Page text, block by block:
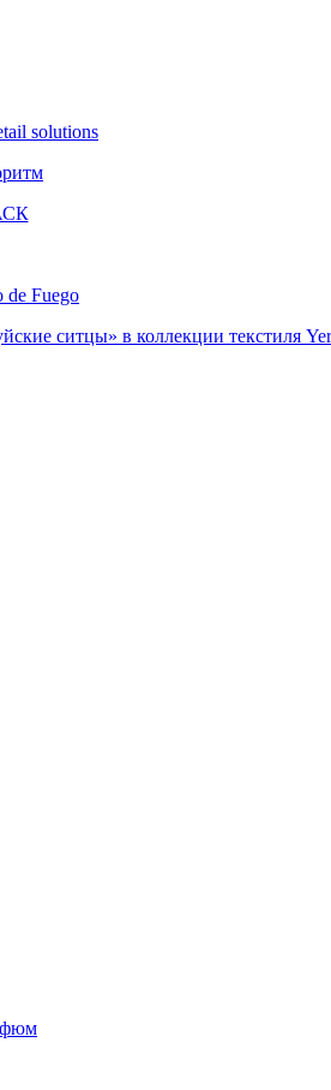
solutions
Fuego
ситцы» в коллекции текстиля